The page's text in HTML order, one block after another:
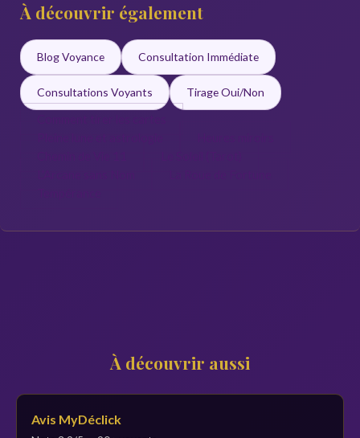
À découvrir également
Blog Voyance Consultation Immédiate
Consultations Voyants Tirage Oui/Non
À découvrir aussi
Avis MyDéclick